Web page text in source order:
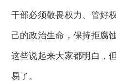
干部必须敬畏权力、管好
己的政治生命，保持拒腐
这些说起来大家都明白，
易了。